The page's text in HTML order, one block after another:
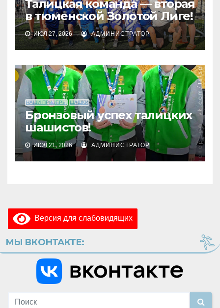
Талицкая команда — вторая
в тюменской Золотой Лиге!
ИЮЛ 27, 2026 АДМИНИСТРАТОР
НАШИ ПРИЗЕРЫ ШАШКИ
Бронзовый успех талицких
шашистов!
ИЮЛ 21, 2026 АДМИНИСТРАТОР
Версия для слабовидящих
МЫ ВКОНТАКТЕ: